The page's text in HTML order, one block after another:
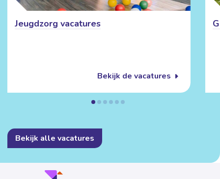
Jeugdzorg vacatures
Bekijk de vacatures
Bekijk alle vacatures